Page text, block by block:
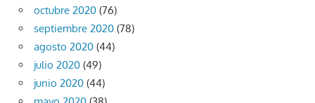
octubre 2020 (76)
septiembre 2020 (78)
agosto 2020 (44)
julio 2020 (49)
junio 2020 (44)